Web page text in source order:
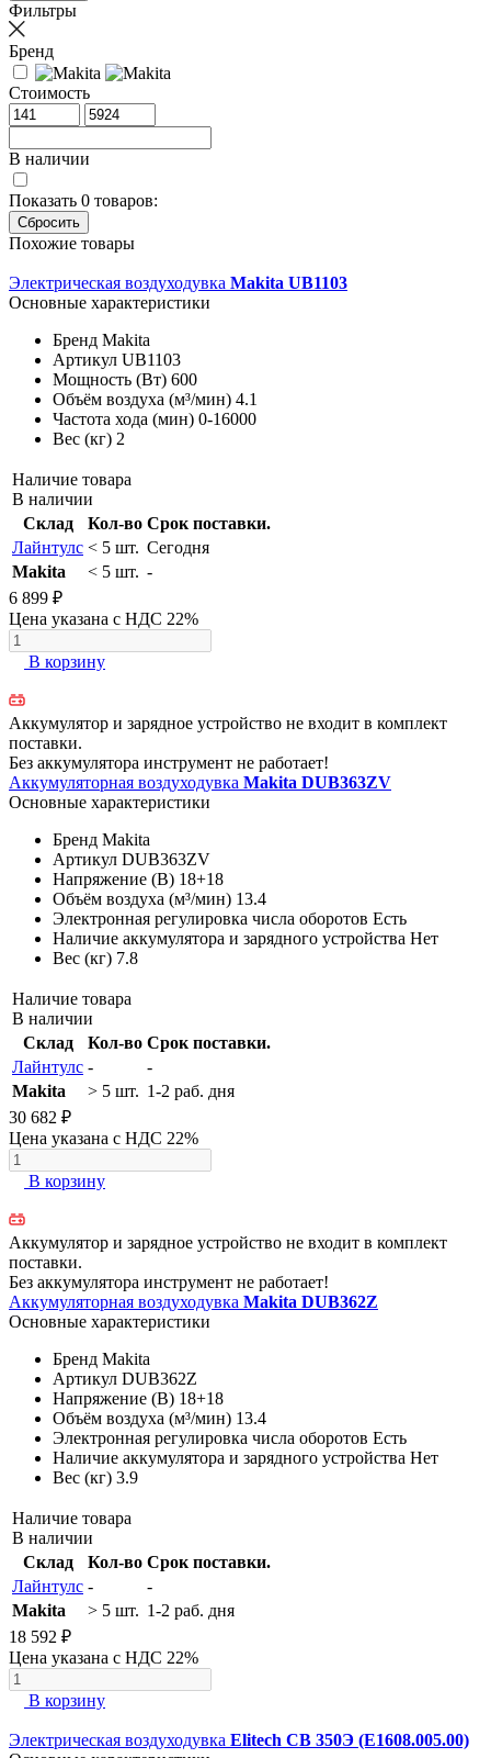
Фильтры
Бренд
Стоимость
В наличии
Показать 0 товаров:
Похожие товары
Электрическая воздуходувка Makita UB1103
Основные характеристики
Бренд Makita
Артикул UB1103
Мощность (Вт) 600
Объём воздуха (м³/мин) 4.1
Частота хода (мин) 0-16000
Вес (кг) 2
Наличие товара
В наличии
Склад
Кол-во Срок поставки.
Лайнтулс < 5 шт. Сегодня
Makita
< 5 шт. -
6 899 ₽
Цена указана с НДС 22%
В корзину
Аккумулятор и зарядное устройство не входит в комплект
поставки.
Без аккумулятора инструмент не работает!
Аккумуляторная воздуходувка Makita DUB363ZV
Основные характеристики
Бренд Makita
Артикул DUB363ZV
Напряжение (В) 18+18
Объём воздуха (м³/мин) 13.4
Электронная регулировка числа оборотов Есть
Наличие аккумулятора и зарядного устройства Нет
Вес (кг) 7.8
Наличие товара
В наличии
Склад
Кол-во Срок поставки.
Лайнтулс -
-
Makita
> 5 шт. 1-2 раб. дня
30 682 ₽
Цена указана с НДС 22%
В корзину
Аккумулятор и зарядное устройство не входит в комплект
поставки.
Без аккумулятора инструмент не работает!
Аккумуляторная воздуходувка Makita DUB362Z
Основные характеристики
Бренд Makita
Артикул DUB362Z
Напряжение (В) 18+18
Объём воздуха (м³/мин) 13.4
Электронная регулировка числа оборотов Есть
Наличие аккумулятора и зарядного устройства Нет
Вес (кг) 3.9
Наличие товара
В наличии
Склад
Кол-во Срок поставки.
Лайнтулс -
-
Makita
> 5 шт. 1-2 раб. дня
18 592 ₽
Цена указана с НДС 22%
В корзину
Электрическая воздуходувка Elitech СВ 350Э (E1608.005.00)